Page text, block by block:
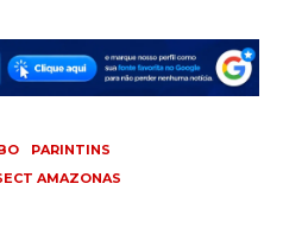
PARINTINS
AMAZONAS